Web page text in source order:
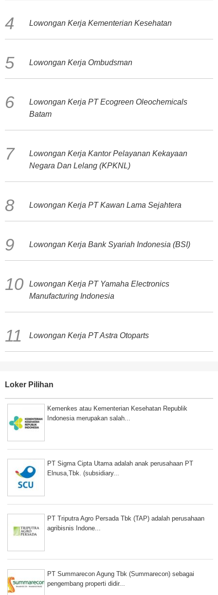
Lowongan Kerja Kementerian Kesehatan
Lowongan Kerja Ombudsman
Lowongan Kerja PT Ecogreen Oleochemicals
Batam
Lowongan Kerja Kantor Pelayanan Kekayaan
Negara Dan Lelang (KPKNL)
Lowongan Kerja PT Kawan Lama Sejahtera
Lowongan Kerja Bank Syariah Indonesia (BSI)
Lowongan Kerja PT Yamaha Electronics
Manufacturing Indonesia
Lowongan Kerja PT Astra Otoparts
Loker Pilihan
Kemenkes atau Kementerian Kesehatan Republik
Indonesia merupakan salah...
PT Sigma Cipta Utama adalah anak perusahaan PT
Elnusa,Tbk. (subsidiary...
PT Triputra Agro Persada Tbk (TAP) adalah perusahaan
agribisnis Indone...
PT Summarecon Agung Tbk (Summarecon) sebagai
pengembang properti didir...